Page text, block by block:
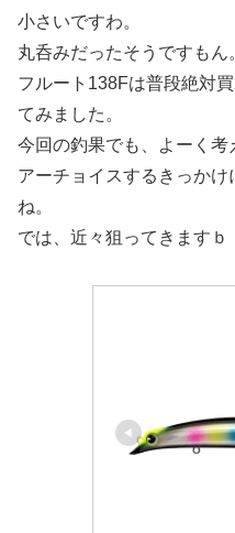
小さいですわ。
丸呑みだったそうですもん
フルート138Fは普段絶対
てみました。
今回の釣果でも、よーく
アーチョイスするきっか
ね。
では、近々狙ってきますｂ